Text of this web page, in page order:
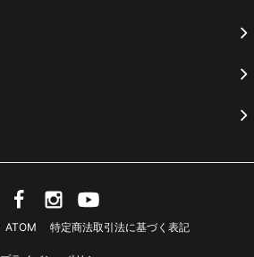
ATOM 特定商法取引法に基づく表記